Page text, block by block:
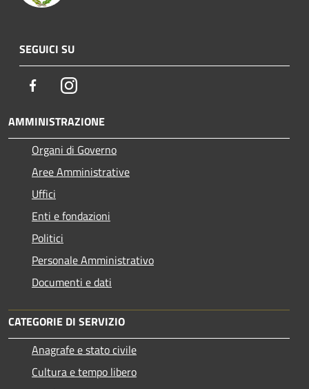
SEGUICI SU
FacebookInstagram
AMMINISTRAZIONE
Organi di Governo
Aree Amministrative
Uffici
Enti e fondazioni
Politici
Personale Amministrativo
Documenti e dati
CATEGORIE DI SERVIZIO
Anagrafe e stato civile
Cultura e tempo libero